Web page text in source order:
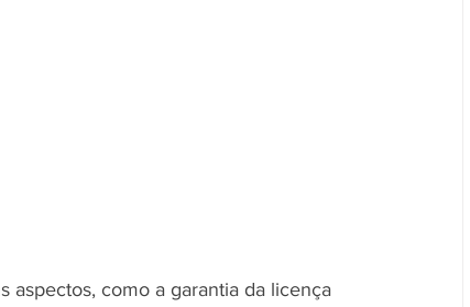
aspectos, como a garantia da licença